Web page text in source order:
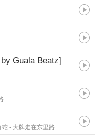
Guala Beatz]
蛇 - 大牌走在东里路